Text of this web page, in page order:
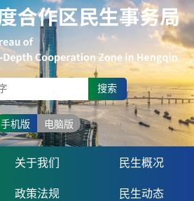
搜索
手机版 电脑版
关于我们 民生概况
政策法规 民生动态